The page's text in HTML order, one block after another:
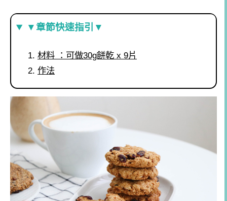
▼章節快速指引▼
材料 ：可做30g餅乾 x 9片
作法